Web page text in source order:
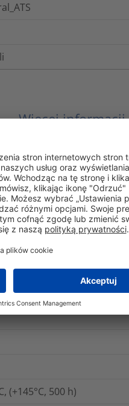
Więcej informacji
Source są
lub ze środowisk
materiały
oferuje również
ilość odpadów i
projektowanie
ilość odpadów,
recykling.
(+145°C, 500 h)